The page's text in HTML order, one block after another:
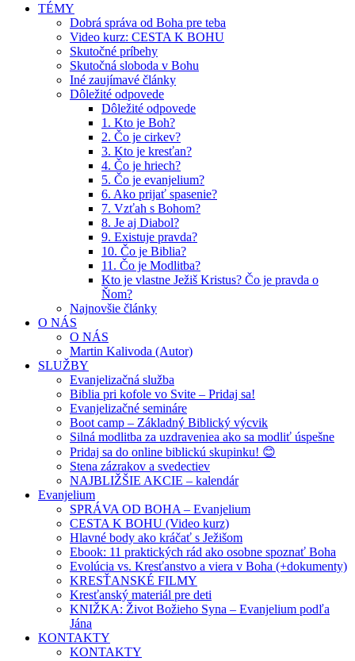
TÉMY
Dobrá správa od Boha pre teba
Video kurz: CESTA K BOHU
Skutočné príbehy
Skutočná sloboda v Bohu
Iné zaujímavé články
Dôležité odpovede
Dôležité odpovede
1. Kto je Boh?
2. Čo je cirkev?
3. Kto je kresťan?
4. Čo je hriech?
5. Čo je evanjelium?
6. Ako prijať spasenie?
7. Vzťah s Bohom?
8. Je aj Diabol?
9. Existuje pravda?
10. Čo je Biblia?
11. Čo je Modlitba?
Kto je vlastne Ježiš Kristus? Čo je pravda o
Ňom?
Najnovšie články
O NÁS
O NÁS
Martin Kalivoda (Autor)
SLUŽBY
Evanjelizačná služba
Biblia pri kofole vo Svite – Pridaj sa!
Evanjelizačné semináre
Boot camp – Základný Biblický výcvik
Silná modlitba za uzdraveniea ako sa modliť úspešne
Pridaj sa do online biblickú skupinku! 😊
Stena zázrakov a svedectiev
NAJBLIŽŠIE AKCIE – kalendár
Evanjelium
SPRÁVA OD BOHA – Evanjelium
CESTA K BOHU (Video kurz)
Hlavné body ako kráčať s Ježišom
Ebook: 11 praktických rád ako osobne spoznať Boha
Evolúcia vs. Kresťanstvo a viera v Boha (+dokumenty)
KRESŤANSKÉ FILMY
Kresťanský materiál pre deti
KNIŽKA: Život Božieho Syna – Evanjelium podľa
Jána
KONTAKTY
KONTAKTY